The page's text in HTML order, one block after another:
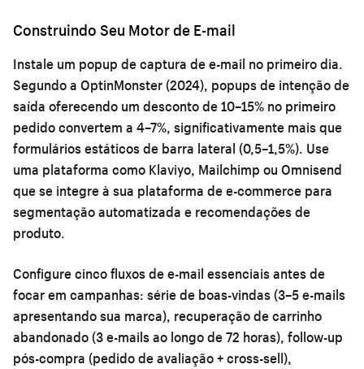
Construindo Seu Motor de E-mail
Instale um popup de captura de e-mail no primeiro dia.
Segundo a OptinMonster (2024), popups de intenção de
saída oferecendo um desconto de 10–15% no primeiro
pedido convertem a 4–7%, significativamente mais que
formulários estáticos de barra lateral (0,5–1,5%). Use
uma plataforma como Klaviyo, Mailchimp ou Omnisend
que se integre à sua plataforma de e-commerce para
segmentação automatizada e recomendações de
produto.
Configure cinco fluxos de e-mail essenciais antes de
focar em campanhas: série de boas-vindas (3–5 e-mails
apresentando sua marca), recuperação de carrinho
abandonado (3 e-mails ao longo de 72 horas), follow-up
pós-compra (pedido de avaliação + cross-sell),